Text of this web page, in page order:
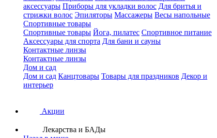
аксессуары Приборы для укладки волос Для бритья и
стрижки волос Эпиляторы Массажеры Весы напольные
Спортивные товары
Спортивные товары Йога, пилатес Спортивное питание
Аксессуары для спорта Для бани и сауны
Контактные линзы
Контактные линзы
Дом и сад
Дом и сад Канцтовары Товары для праздников Декор и
интерьер
Акции
Лекарства и БАДы